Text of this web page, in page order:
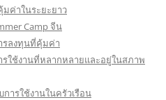
ค่าในระยะยาว
Camp จีน
รลงทุนที่คุ้มค่า
ใช้งานที่หลากหลายและอยู่ในสภาพ
การใช้งานในครัวเรือน